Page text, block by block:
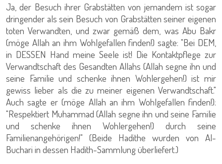
Ja, der Besuch ihrer Grabstätten von jemandem ist sogar
dringender als sein Besuch von Grabstätten seiner eigenen
toten Verwandten, und zwar gemäß dem, was Abu Bakr
(möge Allah an ihm Wohlgefallen finden!) sagte: "Bei DEM,
in DESSEN Hand meine Seele ist! Die Kontaktpflege zur
Verwandtschaft des Gesandten Allahs (Allah segne ihn und
seine Familie und schenke ihnen Wohlergehen!) ist mir
gewiss lieber als die zu meiner eigenen Verwandtschaft."
Auch sagte er (möge Allah an ihm Wohlgefallen finden!):
"Respektiert Muhammad (Allah segne ihn und seine Familie
und schenke ihnen Wohlergehen!) durch seine
Familienangehörigen!" (Beide Hadithe wurden von Al-
Buchari in dessen Hadith-Sammlung überliefert.)